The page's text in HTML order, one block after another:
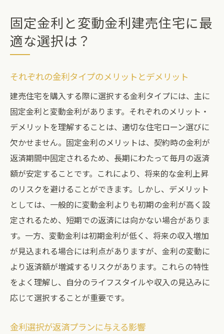
固定金利と変動金利建売住宅に最
適な選択は？
それぞれの金利タイプのメリットとデメリット
建売住宅を購入する際に選択する金利タイプには、主に
固定金利と変動金利があります。それぞれのメリット・
デメリットを理解することは、適切な住宅ローン選びに
欠かせません。固定金利のメリットは、契約時の金利が
返済期間中固定されるため、長期にわたって毎月の返済
額が安定することです。これにより、将来的な金利上昇
のリスクを避けることができます。しかし、デメリット
としては、一般的に変動金利よりも初期の金利が高く設
定されるため、短期での返済には向かない場合がありま
す。一方、変動金利は初期金利が低く、将来の収入増加
が見込まれる場合には利点がありますが、金利の変動に
より返済額が増減するリスクがあります。これらの特性
をよく理解し、自分のライフスタイルや収入の見込みに
応じて選択することが重要です。
金利選択が返済プランに与える影響